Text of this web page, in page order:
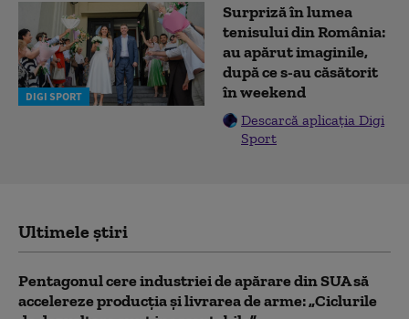
DIGI SPORT
Surpriză în lumea
tenisului din România:
au apărut imaginile,
după ce s-au căsătorit
în weekend
Descarcă aplicația Digi
Sport
Ultimele știri
Pentagonul cere industriei de apărare din SUA să
accelereze producția și livrarea de arme: „Ciclurile